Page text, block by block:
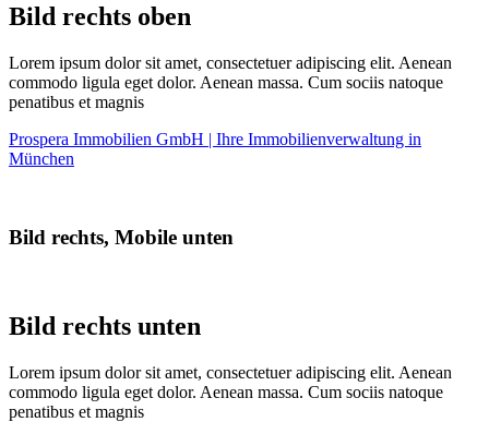
Bild rechts oben
Lorem ipsum dolor sit amet, consectetuer adipiscing elit. Aenean
commodo ligula eget dolor. Aenean massa. Cum sociis natoque
penatibus et magnis
Prospera Immobilien GmbH | Ihre Immobilienverwaltung in
München
Bild rechts, Mobile unten
Bild rechts unten
Lorem ipsum dolor sit amet, consectetuer adipiscing elit. Aenean
commodo ligula eget dolor. Aenean massa. Cum sociis natoque
penatibus et magnis